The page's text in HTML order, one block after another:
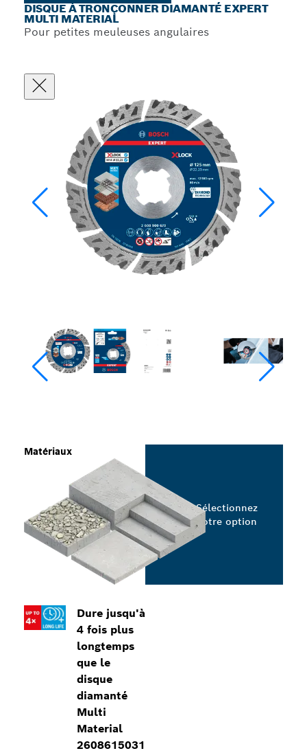
DISQUE À TRONÇONNER DIAMANTÉ EXPERT
MULTI MATERIAL
Pour petites meuleuses angulaires
Dure jusqu'à
4 fois plus
longtemps
que le
disque
diamanté
Multi
Material
2608615031
Matériaux
Sélectionnez
votre option